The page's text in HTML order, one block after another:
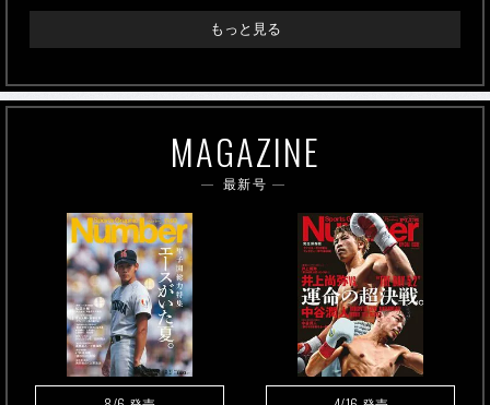
もっと見る
MAGAZINE
最新号